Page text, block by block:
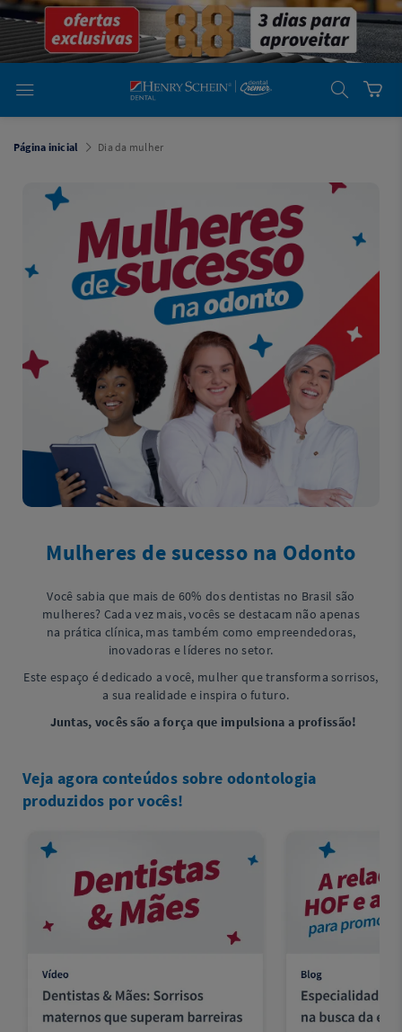
emDental
Cremer -
Henry Schein
Laboratório
Laboratório
emDental
Equipamentos
Equipamentos
Você está
emDental
Simples
Dental
Software
Odontológico
Página inicial Dia da mulher
Mulheres de sucesso na Odonto
Você sabia que mais de 60% dos dentistas no Brasil são
mulheres? Cada vez mais, vocês se destacam não apenas
na prática clínica, mas também como empreendedoras,
inovadoras e líderes no setor.
Este espaço é dedicado a você, mulher que transforma sorrisos,
a sua realidade e inspira o futuro.
Juntas, vocês são a força que impulsiona a profissão!
Veja agora conteúdos sobre odontologia
produzidos por vocês!